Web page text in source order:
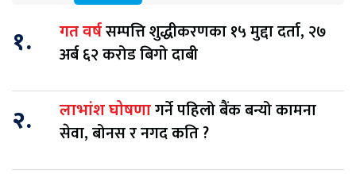
१. गत वर्षसम्पत्ति शुद्धीकरणका १५ मुद्दा दर्ता, २७
अर्ब ६२ करोड बिगो दाबी
२. लाभांश घोषणागर्ने पहिलो बैंक बन्यो कामना
सेवा, बोनस र नगद कति ?